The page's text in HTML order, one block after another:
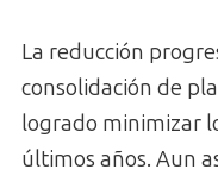
La reducción
consolidación de
logrado minimizar
últimos años. Aun